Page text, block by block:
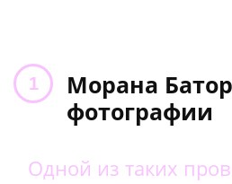
Морана
фотографии
Одной из таких